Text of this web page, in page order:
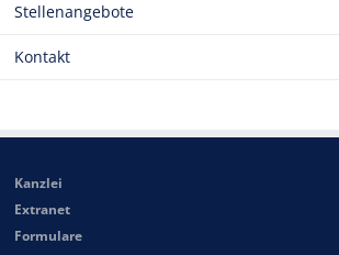
Stellenangebote
Kontakt
Kanzlei
Extranet
Formulare